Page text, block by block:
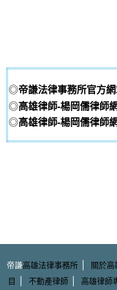
◎帝謙法律事務所官方
◎高雄律師-楊岡儒律師
◎高雄律師-楊岡儒律師
帝謙高雄法律事務所| 關於高
目
| 不動產律師 | 高雄律師